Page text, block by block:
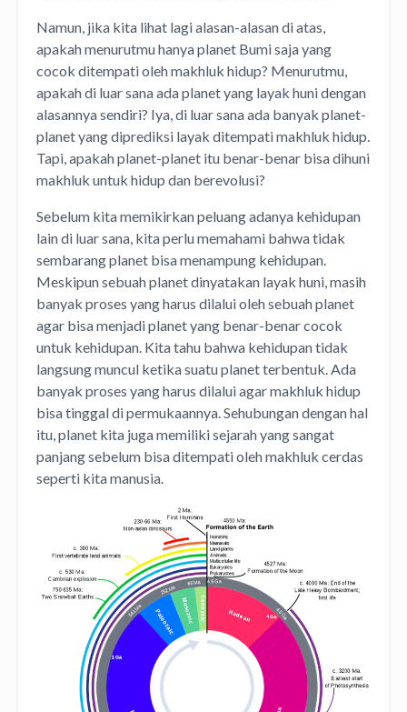
Namun, jika kita lihat lagi alasan-alasan di atas,
apakah menurutmu hanya planet Bumi saja yang
cocok ditempati oleh makhluk hidup? Menurutmu,
apakah di luar sana ada planet yang layak huni dengan
alasannya sendiri? Iya, di luar sana ada banyak planet-
planet yang diprediksi layak ditempati makhluk hidup.
Tapi, apakah planet-planet itu benar-benar bisa dihuni
makhluk untuk hidup dan berevolusi?
Sebelum kita memikirkan peluang adanya kehidupan
lain di luar sana, kita perlu memahami bahwa tidak
sembarang planet bisa menampung kehidupan.
Meskipun sebuah planet dinyatakan layak huni, masih
banyak proses yang harus dilalui oleh sebuah planet
agar bisa menjadi planet yang benar-benar cocok
untuk kehidupan. Kita tahu bahwa kehidupan tidak
langsung muncul ketika suatu planet terbentuk. Ada
banyak proses yang harus dilalui agar makhluk hidup
bisa tinggal di permukaannya. Sehubungan dengan hal
itu, planet kita juga memiliki sejarah yang sangat
panjang sebelum bisa ditempati oleh makhluk cerdas
seperti kita manusia.